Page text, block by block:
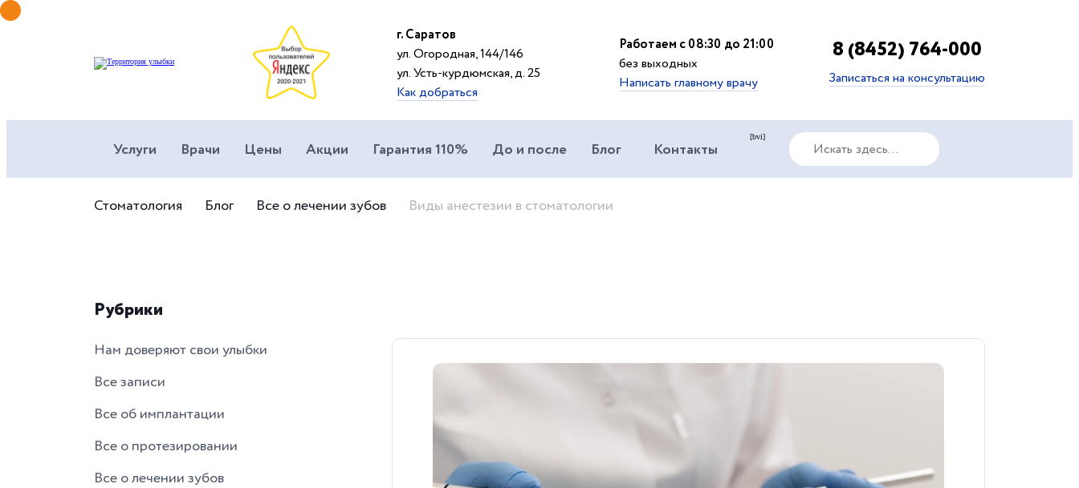
г. Саратов
ул. Огородная, 144/146
ул. Усть-курдюмская, д. 25
Как добраться
Работаем с 08:30 до 21:00
без выходных
Написать главному врачу
8 (8452) 764-000
Записаться на консультацию
Услуги Врачи Цены Акции Гарантия 110% До и после Блог Контакты
[bvi]
Стоматология Блог Все о лечении зубов Виды анестезии в стоматологии
Рубрики
Нам доверяют свои улыбки
Все записи
Все об имплантации
Все о протезировании
Все о лечении зубов